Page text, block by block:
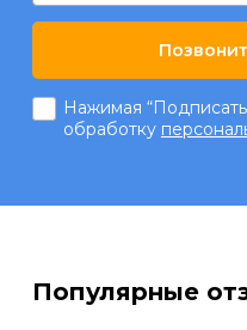
Нажимая
обработку
Популярные